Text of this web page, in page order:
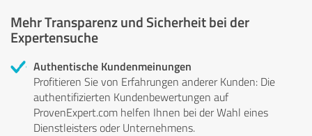
Mehr Transparenz und Sicherheit bei der
Expertensuche
Authentische Kundenmeinungen
Profitieren Sie von Erfahrungen anderer Kunden: Die
authentifizierten Kundenbewertungen auf
ProvenExpert.com helfen Ihnen bei der Wahl eines
Dienstleisters oder Unternehmens.